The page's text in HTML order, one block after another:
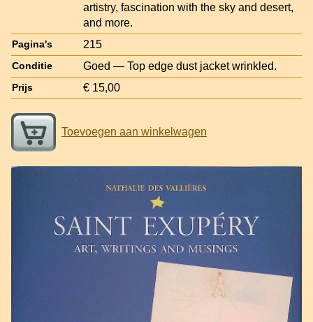
artistry, fascination with the sky and desert,
and more.
Pagina's 215
Conditie Goed — Top edge dust jacket wrinkled.
Prijs € 15,00
Toevoegen aan winkelwagen